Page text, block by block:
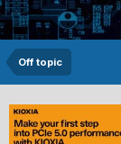
Off topic